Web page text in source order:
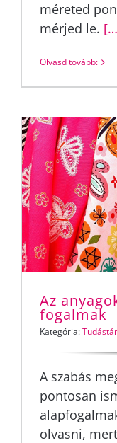
méreted
mérjed le.
Olvasd tovább:
Az
fogalmak
Kategória:Tudástár
A szabás
pontosan
olvasni,